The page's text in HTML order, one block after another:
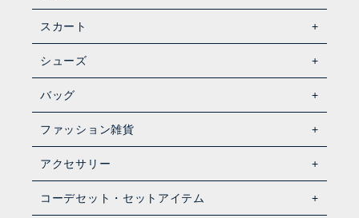
スカート
シューズ
バッグ
ファッション雑貨
アクセサリー
コーデセット・セットアイテム